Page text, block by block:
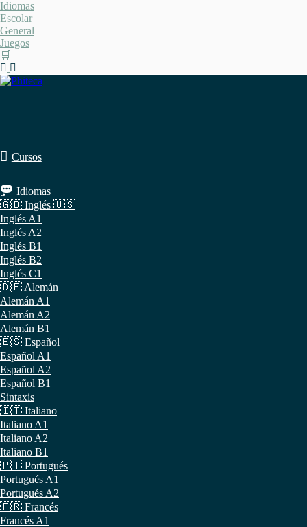
Saltar
al
contenido
Idiomas
Escolar
General
Juegos
🛒
Cursos
Idiomas
🇬🇧 Inglés 🇺🇸
Inglés A1
Inglés A2
Inglés B1
Inglés B2
Inglés C1
🇩🇪 Alemán
Alemán A1
Alemán A2
Alemán B1
🇪🇸 Español
Español A1
Español A2
Español B1
Sintaxis
🇮🇹 Italiano
Italiano A1
Italiano A2
Italiano B1
🇵🇹 Portugués
Portugués A1
Portugués A2
🇫🇷 Francés
Francés A1